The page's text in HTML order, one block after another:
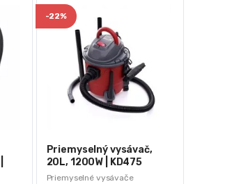
Priemyselné vysávače
-22%
Priemyselný vysávač,
20L, 1200W | KD475